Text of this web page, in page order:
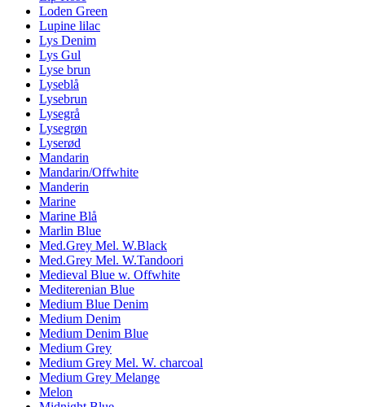
Loden Green
Lupine lilac
Lys Denim
Lys Gul
Lyse brun
Lyseblå
Lysebrun
Lysegrå
Lysegrøn
Lyserød
Mandarin
Mandarin/Offwhite
Manderin
Marine
Marine Blå
Marlin Blue
Med.Grey Mel. W.Black
Med.Grey Mel. W.Tandoori
Medieval Blue w. Offwhite
Mediterenian Blue
Medium Blue Denim
Medium Denim
Medium Denim Blue
Medium Grey
Medium Grey Mel. W. charcoal
Medium Grey Melange
Melon